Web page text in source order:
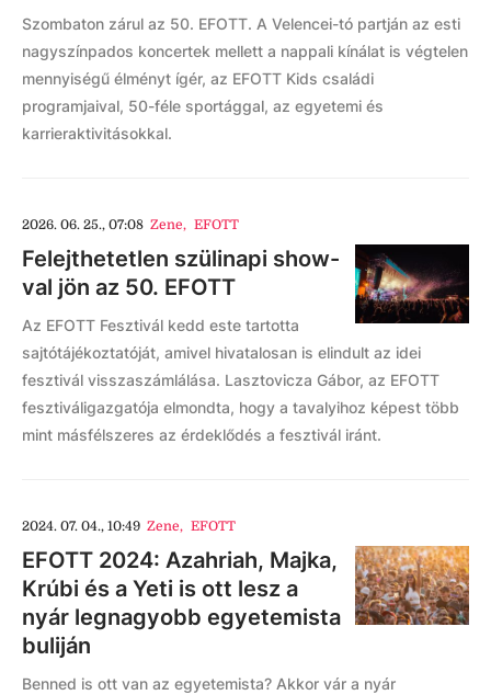
Szombaton zárul az 50. EFOTT. A Velencei-tó partján az esti
nagyszínpados koncertek mellett a nappali kínálat is végtelen
mennyiségű élményt ígér, az EFOTT Kids családi
programjaival, 50-féle sportággal, az egyetemi és
karrieraktivitásokkal.
2026. 06. 25., 07:08 Zene, EFOTT
Felejthetetlen szülinapi show-
val jön az 50. EFOTT
Az EFOTT Fesztivál kedd este tartotta
sajtótájékoztatóját, amivel hivatalosan is elindult az idei
fesztivál visszaszámlálása. Lasztovicza Gábor, az EFOTT
fesztiváligazgatója elmondta, hogy a tavalyihoz képest több
mint másfélszeres az érdeklődés a fesztivál iránt.
2024. 07. 04., 10:49 Zene, EFOTT
EFOTT 2024: Azahriah, Majka,
Krúbi és a Yeti is ott lesz a
nyár legnagyobb egyetemista
buliján
Benned is ott van az egyetemista? Akkor vár a nyár